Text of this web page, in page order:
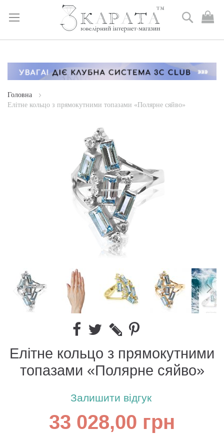
Skip
Content
Пошук
Головна
Елітне кольцо з прямокутними топазами «Полярне сяйво»
Елітне кольцо з прямокутними
топазами «Полярне сяйво»
Залишити відгук
33 028,00 грн